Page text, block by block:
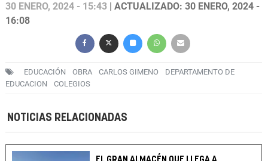
30 ENERO, 2024 - 15:43 | ACTUALIZADO: 30 ENERO, 2024 -
16:08
EDUCACIÓN OBRA CARLOS GIMENO
DEPARTAMENTO DE
EDUCACION
COLEGIOS
NOTICIAS RELACIONADAS